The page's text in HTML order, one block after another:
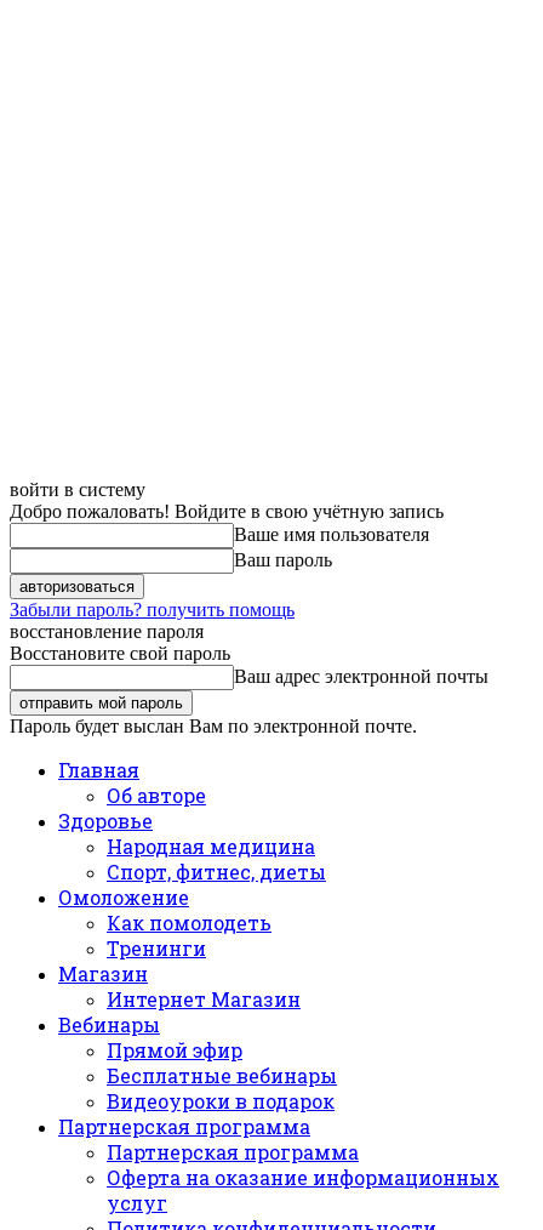
войти в систему
Добро пожаловать! Войдите в свою учётную запись
Ваше имя пользователя
Ваш пароль
Забыли пароль? получить помощь
восстановление пароля
Восстановите свой пароль
Ваш адрес электронной почты
Пароль будет выслан Вам по электронной почте.
Главная
Об авторе
Здоровье
Народная медицина
Спорт, фитнес, диеты
Омоложение
Как помолодеть
Тренинги
Магазин
Интернет Магазин
Вебинары
Прямой эфир
Бесплатные вебинары
Видеоуроки в подарок
Партнерская программа
Партнерская программа
Оферта на оказание информационных
услуг